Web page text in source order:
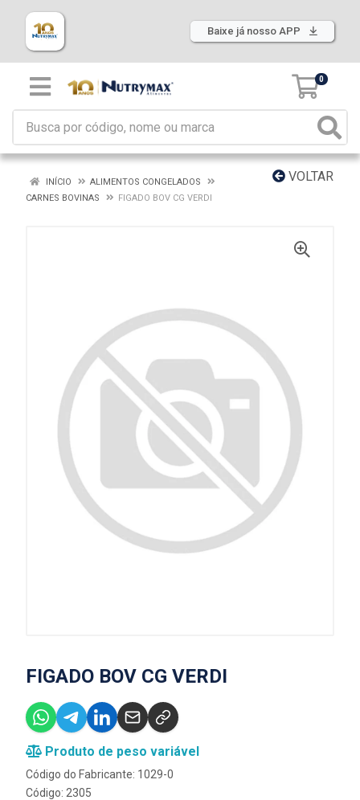
Baixe já nosso APP
0
VOLTAR
INÍCIO
ALIMENTOS CONGELADOS
CARNES BOVINAS
FIGADO BOV CG VERDI
FIGADO BOV CG VERDI
Produto de peso variável
Código do Fabricante: 1029-0
Código: 2305